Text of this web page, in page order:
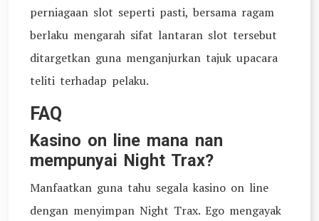
perniagaan slot seperti pasti, bersama ragam
berlaku mengarah sifat lantaran slot tersebut
ditargetkan guna menganjurkan tajuk upacara
teliti terhadap pelaku.
FAQ
Kasino on line mana nan
mempunyai Night Trax?
Manfaatkan guna tahu segala kasino on line
dengan menyimpan Night Trax. Ego mengayak